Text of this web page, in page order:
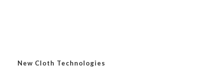
New Cloth Technologies